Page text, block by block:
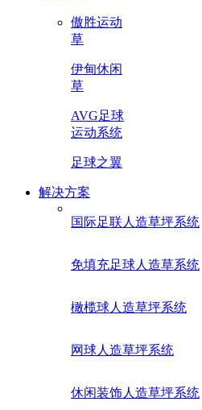
傲胜运动
草
伊甸休闲
草
AVG足球
运动系统
足球之翼
解决方案
国际足联人造草坪系统
免填充足球人造草系统
橄榄球人造草坪系统
网球人造草坪系统
休闲装饰人造草坪系统